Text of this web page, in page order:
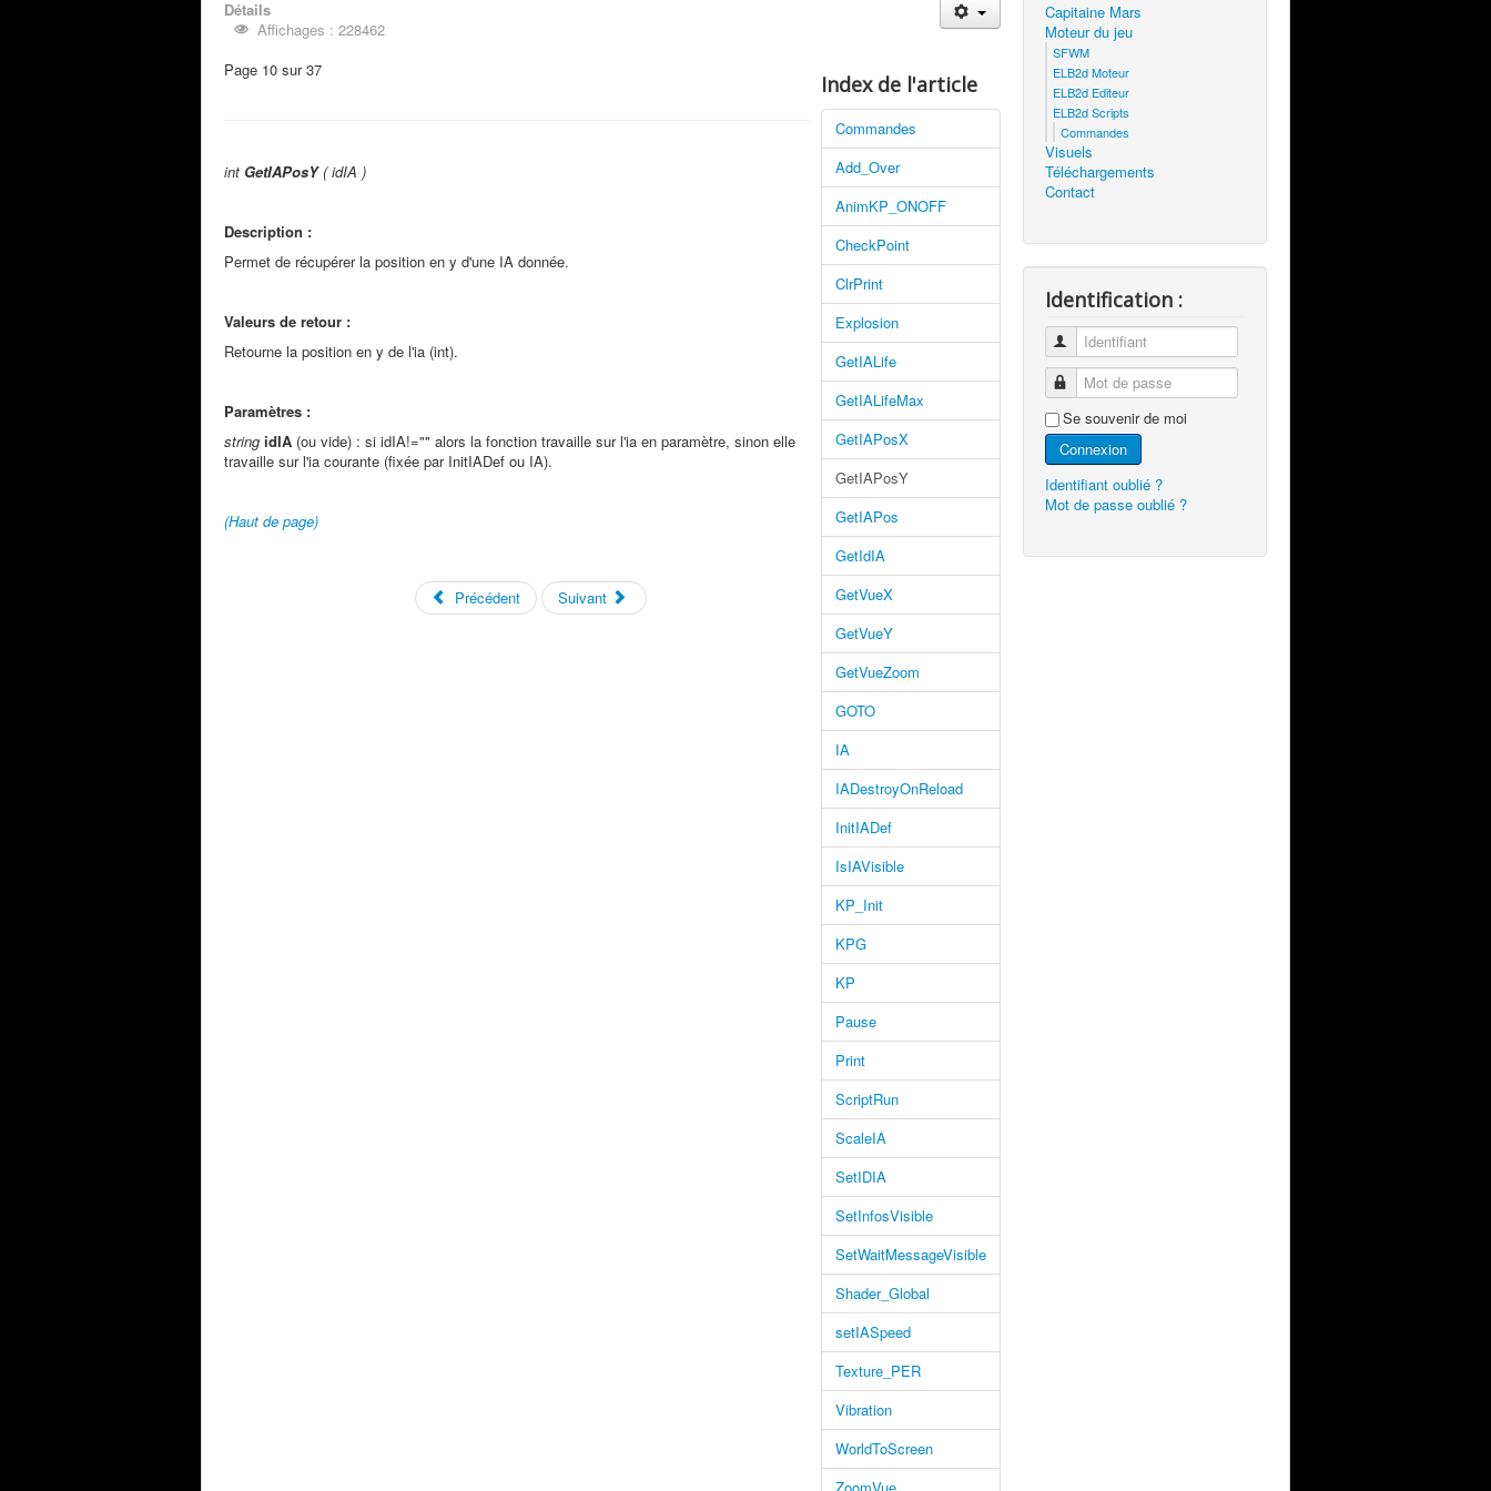
Détails
Affichages : 228462
Index de l'article
Commandes
Add_Over
AnimKP_ONOFF
CheckPoint
ClrPrint
Explosion
GetIALife
GetIALifeMax
GetIAPosX
GetIAPosY
GetIAPos
GetIdIA
GetVueX
GetVueY
GetVueZoom
GOTO
IA
IADestroyOnReload
InitIADef
IsIAVisible
KP_Init
KPG
KP
Pause
Print
ScriptRun
ScaleIA
SetIDIA
SetInfosVisible
SetWaitMessageVisible
Shader_Global
setIASpeed
Texture_PER
Vibration
WorldToScreen
Page 10 sur 37
int GetIAPosY( idIA )
Description :
Permet de récupérer la position en y d'une IA donnée.
Valeurs de retour :
Retourne la position en y de l'ia (int).
Paramètres :
string idIA (ou vide) : si idIA!="" alors la fonction travaille sur l'ia en paramètre, sinon elle
travaille sur l'ia courante (fixée par InitIADef ou IA).
(Haut de page)
Précédent Suivant
Capitaine Mars
Moteur du jeu
SFWM
ELB2d Moteur
ELB2d Editeur
ELB2d Scripts
Commandes
Visuels
Téléchargements
Contact
Identification :
Identifiant
Mot de passe
Se souvenir de moi
Connexion
Identifiant oublié ?
Mot de passe oublié ?